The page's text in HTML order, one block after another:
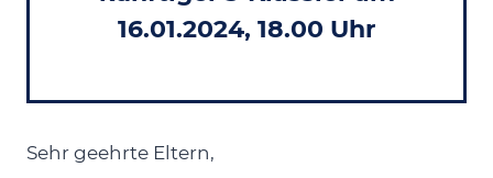
16.01.2024, 18.00 Uhr
Sehr geehrte Eltern,